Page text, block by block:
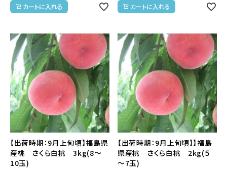
カートに入れる カートに入れる
【出荷時期：9月上旬頃】福島県
産桃 さくら白桃 3kg(8～
10玉)
【出荷時期：9月上旬頃】】福島
県産桃 さくら白桃 2kg(５
～7玉)